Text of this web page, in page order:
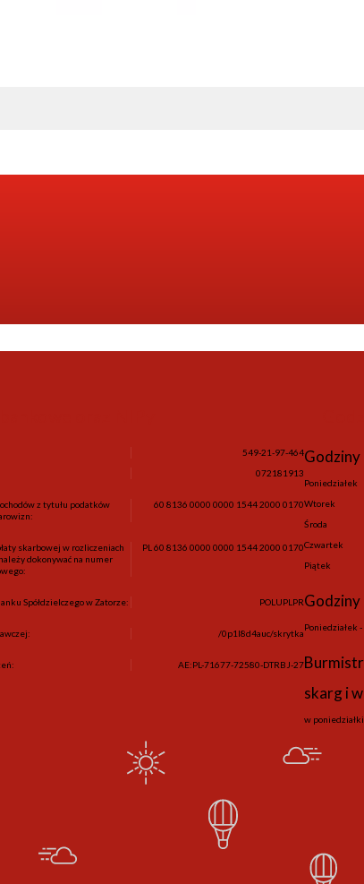
wpisując email, na który otrzymujesz wiadomości.
549-21-97-464
072181913
z tytułu podatków
60 8136 0000 0000 1544 2000 0170
skarbowej w rozliczeniach
dokonywać na numer
PL 60 8136 0000 0000 1544 2000 0170
Spółdzielczego w Zatorze: POLUPLPR
/0p1l8d4auc/skrytka
AE:PL-71677-72580-DTRBJ-27
Godziny
Poniedziałek
Wtorek
Środa
Czwartek
Piątek
Godziny
Poniedziałek
skarg i
w poniedziałki